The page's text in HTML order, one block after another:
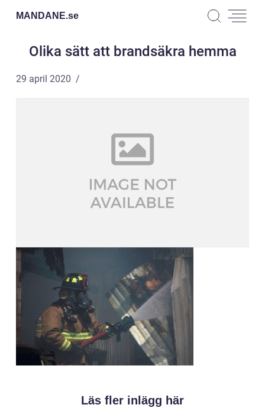
MANDANE.se
Olika sätt att brandsäkra hemma
29 april 2020
Läs fler inlägg här